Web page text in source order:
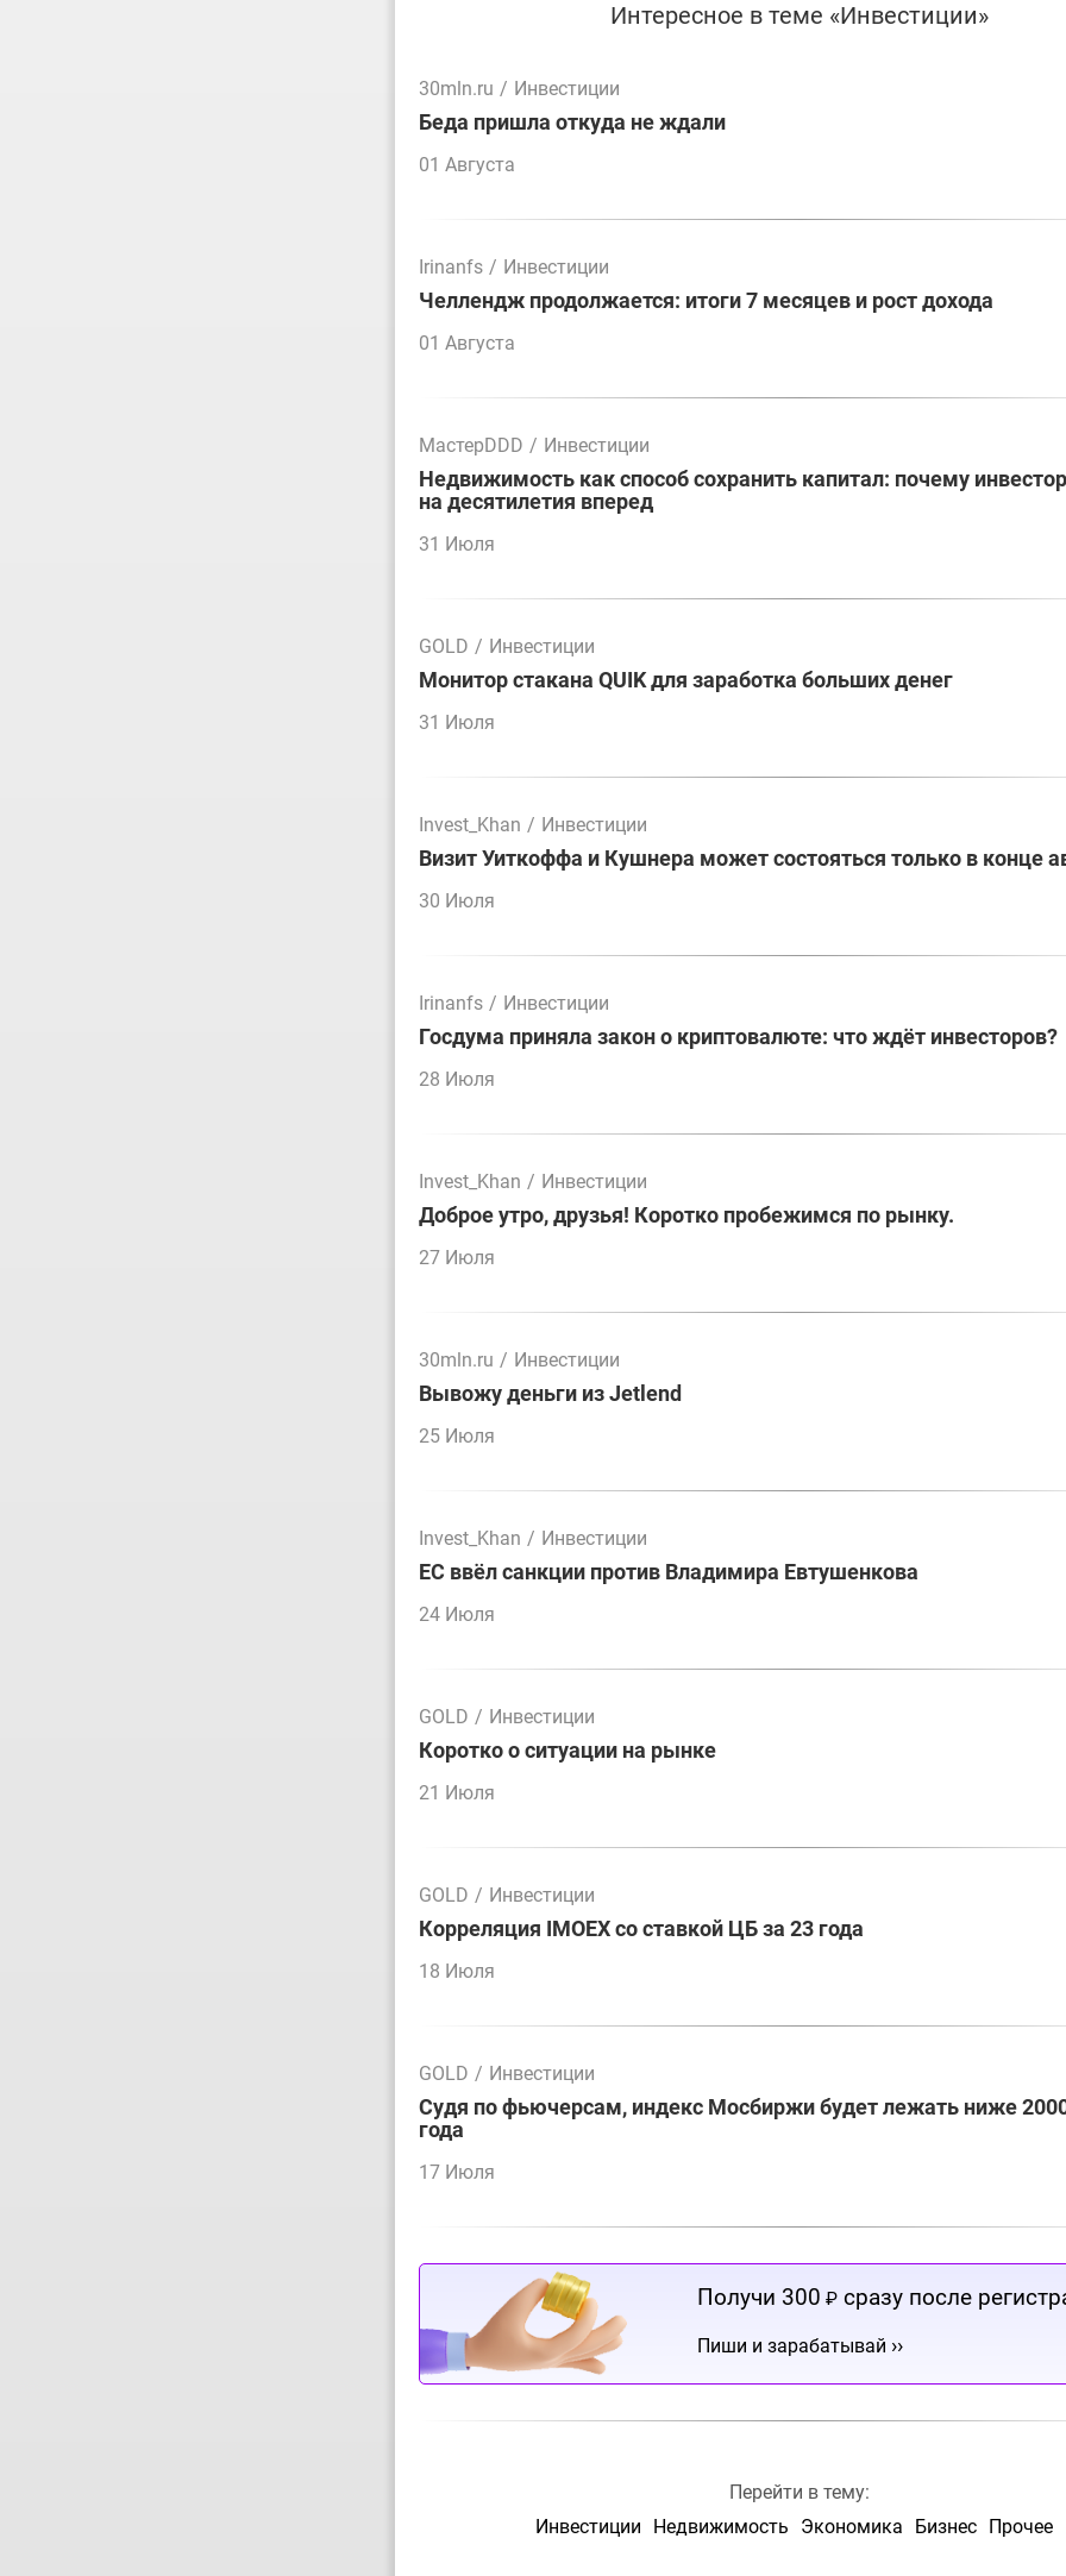
Интересное в теме «Инвестиции»
30mln.ru / Инвестиции
Беда пришла откуда не ждали
01 Августа
Irinanfs / Инвестиции
Челлендж продолжается: итоги 7 месяцев и рост дохода
01 Августа
МастерDDD / Инвестиции
Недвижимость как способ сохранить капитал: почему
на десятилетия вперед
31 Июля
GOLD / Инвестиции
Монитор стакана QUIK для заработка больших денег
31 Июля
Invest_Khan / Инвестиции
Визит Уиткоффа и Кушнера может состояться только в конце
30 Июля
Irinanfs / Инвестиции
Госдума приняла закон о криптовалюте: что ждёт инвесторов?
28 Июля
Invest_Khan / Инвестиции
Доброе утро, друзья! Коротко пробежимся по рынку.
27 Июля
30mln.ru / Инвестиции
Вывожу деньги из Jetlend
25 Июля
Invest_Khan / Инвестиции
ЕС ввёл санкции против Владимира Евтушенкова
24 Июля
GOLD / Инвестиции
Коротко о ситуации на рынке
21 Июля
GOLD / Инвестиции
Корреляция IMOEX со ставкой ЦБ за 23 года
18 Июля
GOLD / Инвестиции
Судя по фьючерсам, индекс Мосбиржи будет лежать ниже
года
17 Июля
Получи 300 ₽ сразу после
Пиши и зарабатывай ››
Перейти в тему:
Инвестиции
Недвижимость Экономика Бизнес Прочее